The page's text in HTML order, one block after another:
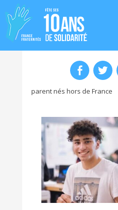
parent nés hors de France